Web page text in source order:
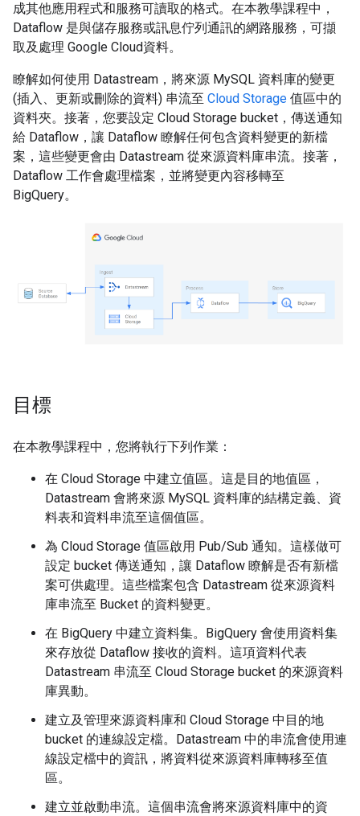
成其他應用程式和服務可讀取的格式。在本教學課程中，
Dataflow 是與儲存服務或訊息佇列通訊的網路服務，可擷
取及處理 Google Cloud資料。
瞭解如何使用 Datastream，將來源 MySQL 資料庫的變更
(插入、更新或刪除的資料) 串流至 Cloud Storage 值區中的
資料夾。接著，您要設定 Cloud Storage bucket，傳送通知
給 Dataflow，讓 Dataflow 瞭解任何包含資料變更的新檔
案，這些變更會由 Datastream 從來源資料庫串流。接著，
Dataflow 工作會處理檔案，並將變更內容移轉至
BigQuery。
目標
在本教學課程中，您將執行下列作業：
在 Cloud Storage 中建立值區。這是目的地值區，
Datastream 會將來源 MySQL 資料庫的結構定義、資
料表和資料串流至這個值區。
為 Cloud Storage 值區啟用 Pub/Sub 通知。這樣做可
設定 bucket 傳送通知，讓 Dataflow 瞭解是否有新檔
案可供處理。這些檔案包含 Datastream 從來源資料
庫串流至 Bucket 的資料變更。
在 BigQuery 中建立資料集。BigQuery 會使用資料集
來存放從 Dataflow 接收的資料。這項資料代表
Datastream 串流至 Cloud Storage bucket 的來源資料
庫異動。
建立及管理來源資料庫和 Cloud Storage 中目的地
bucket 的連線設定檔。Datastream 中的串流會使用連
線設定檔中的資訊，將資料從來源資料庫轉移至值
區。
建立並啟動串流。這個串流會將來源資料庫中的資